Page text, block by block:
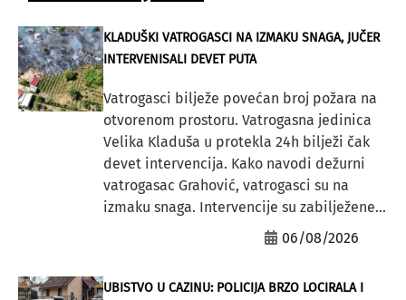
KLADUŠKI VATROGASCI NA IZMAKU SNAGA, JUČER
INTERVENISALI DEVET PUTA
Vatrogasci bilježe povećan broj požara na
otvorenom prostoru. Vatrogasna jedinica
Velika Kladuša u protekla 24h bilježi čak
devet intervencija. Kako navodi dežurni
vatrogasac Grahović, vatrogasci su na
izmaku snaga. Intervencije su zabilježene...
06/08/2026
UBISTVO U CAZINU: POLICIJA BRZO LOCIRALA I